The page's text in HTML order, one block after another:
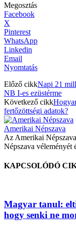
Megosztás
Facebook
X
Pinterest
WhatsApp
Linkedin
Email
Nyomtatás
Előző cikkNapi 21
NB I-es ezüstérme
Következő cikk
fertőzöttségi adatok?
Amerikai Népszava
Az Amerikai
Népszava véleményét
KAPCSOLÓDÓ
Magyar tanul:
hogy senki ne